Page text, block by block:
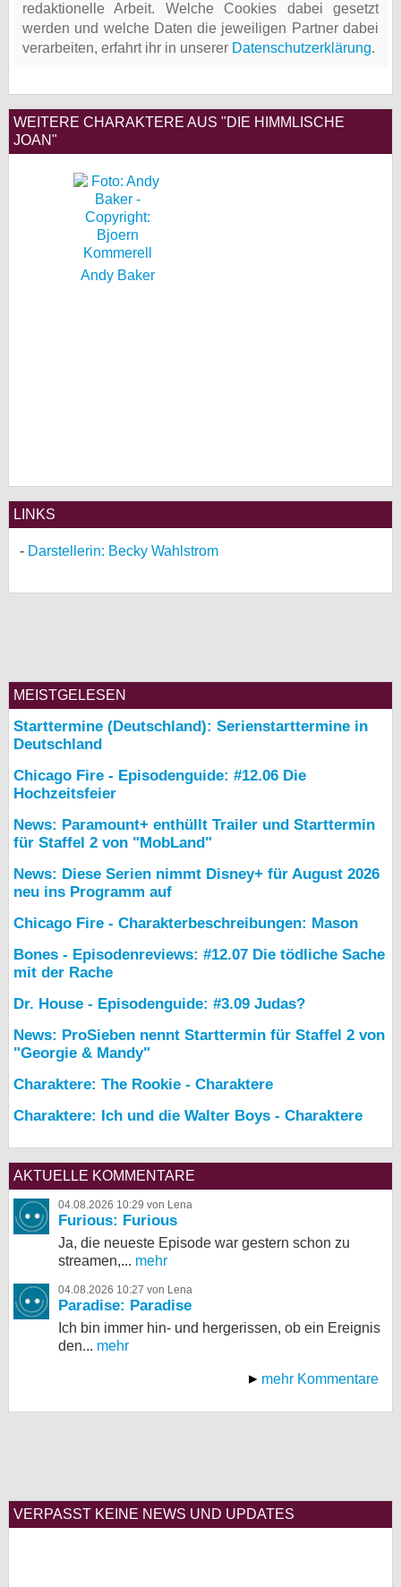
redaktionelle Arbeit. Welche Cookies dabei gesetzt
werden und welche Daten die jeweiligen Partner dabei
verarbeiten, erfahrt ihr in unserer Datenschutzerklärung.
WEITERE CHARAKTERE AUS "DIE HIMMLISCHE
JOAN"
Andy Baker
LINKS
Darstellerin: Becky Wahlstrom
MEISTGELESEN
Starttermine (Deutschland): Serienstarttermine in
Deutschland
Chicago Fire - Episodenguide: #12.06 Die
Hochzeitsfeier
News: Paramount+ enthüllt Trailer und Starttermin
für Staffel 2 von "MobLand"
News: Diese Serien nimmt Disney+ für August 2026
neu ins Programm auf
Chicago Fire - Charakterbeschreibungen: Mason
Bones - Episodenreviews: #12.07 Die tödliche Sache
mit der Rache
Dr. House - Episodenguide: #3.09 Judas?
News: ProSieben nennt Starttermin für Staffel 2 von
"Georgie & Mandy"
Charaktere: The Rookie - Charaktere
Charaktere: Ich und die Walter Boys - Charaktere
AKTUELLE KOMMENTARE
04.08.2026 10:29 von Lena
Furious: Furious
Ja, die neueste Episode war gestern schon zu
streamen,... mehr
04.08.2026 10:27 von Lena
Paradise: Paradise
Ich bin immer hin- und hergerissen, ob ein Ereignis
den... mehr
mehr Kommentare
VERPASST KEINE NEWS UND UPDATES